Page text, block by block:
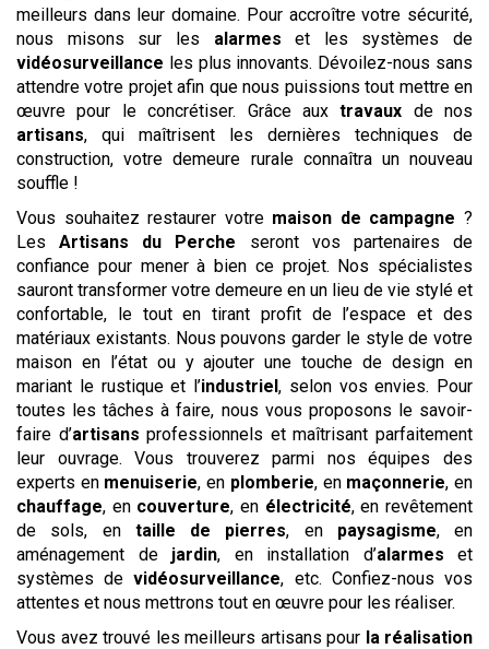
meilleurs dans leur domaine. Pour accroître votre sécurité,
nous misons sur les alarmes et les systèmes de
vidéosurveillance les plus innovants. Dévoilez-nous sans
attendre votre projet afin que nous puissions tout mettre en
œuvre pour le concrétiser. Grâce auxtravaux de nos
artisans, qui maîtrisent les dernières techniques de
construction, votre demeure rurale connaîtra un nouveau
souffle !
Vous souhaitez restaurer votre maison de campagne ?
LesArtisans du Perche seront vos partenaires de
confiance pour mener à bien ce projet. Nos spécialistes
sauront transformer votre demeure en un lieu de vie stylé et
confortable, le tout en tirant profit de l’espace et des
matériaux existants. Nous pouvons garder le style de votre
maison en l’état ou y ajouter une touche de design en
mariant le rustique et l’industriel, selon vos envies. Pour
toutes les tâches à faire, nous vous proposons le savoir-
faire d’artisans professionnels et maîtrisant parfaitement
leur ouvrage. Vous trouverez parmi nos équipes des
experts en menuiserie, en plomberie, en maçonnerie, en
chauffage, en couverture, en électricité, en revêtement
de sols, en taille de pierres, en paysagisme, en
aménagement de jardin, en installation d’alarmes et
systèmes devidéosurveillance, etc. Confiez-nous vos
attentes et nous mettrons tout en œuvre pour les réaliser.
Vous avez trouvé les meilleurs artisans pour la réalisation